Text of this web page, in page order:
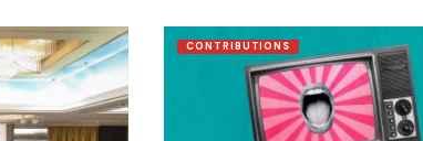
CONTRIBUTIONS